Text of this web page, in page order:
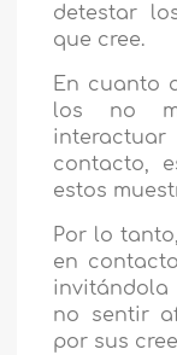
detestar
que cree.
En cuanto
los no
interactuar
contacto,
estos
Por lo
en
invitándola
no sentir
por sus